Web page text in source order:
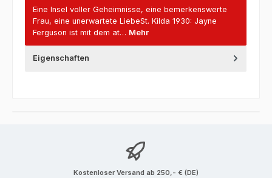
Eine Insel voller Geheimnisse, eine bemerkenswerte
Frau, eine unerwartete LiebeSt. Kilda 1930: Jayne
Ferguson ist mit dem at… Mehr
Eigenschaften
Kostenloser Versand ab 250,- € (DE)